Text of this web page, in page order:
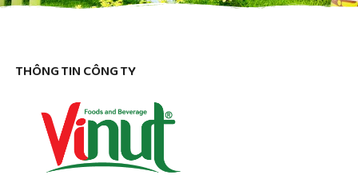
THÔNG TIN CÔNG TY